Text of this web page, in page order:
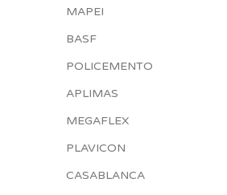
MAPEI
BASF
POLICEMENTO
APLIMAS
MEGAFLEX
PLAVICON
CASABLANCA